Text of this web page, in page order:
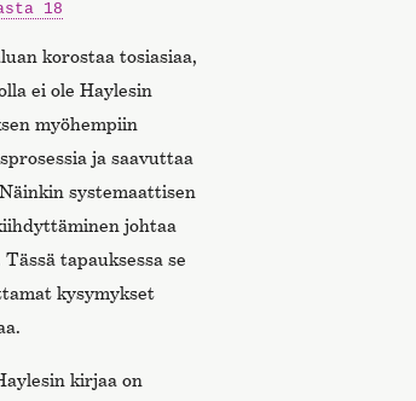
18
korostaa tosiasiaa,
ei ole Haylesin
myöhempiin
ja saavuttaa
systemaattisen
johtaa
tapauksessa se
kysymykset
kirjaa on